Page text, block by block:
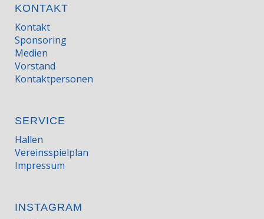
KONTAKT
Kontakt
Sponsoring
Medien
Vorstand
Kontaktpersonen
SERVICE
Hallen
Vereinsspielplan
Impressum
INSTAGRAM